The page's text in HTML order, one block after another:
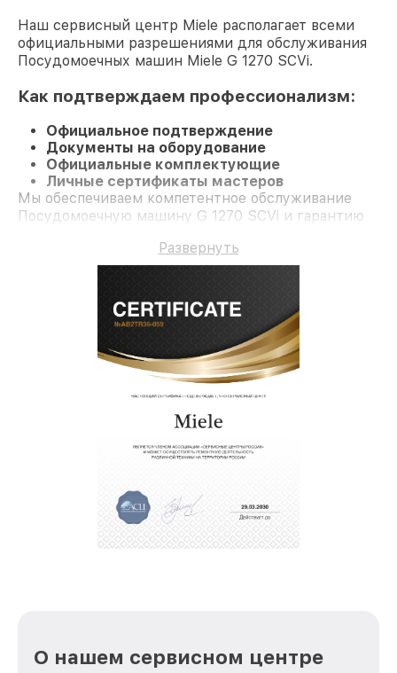
Наш сервисный центр Miele располагает всеми
официальными разрешениями для обслуживания
Посудомоечных машин Miele G 1270 SCVi.
Как подтверждаем профессионализм:
Официальное подтверждение
Документы на оборудование
Официальные комплектующие
Личные сертификаты мастеров
Мы обеспечиваем компетентное обслуживание
Посудомоечную машину G 1270 SCVi и гарантию
Развернуть
О нашем сервисном центре